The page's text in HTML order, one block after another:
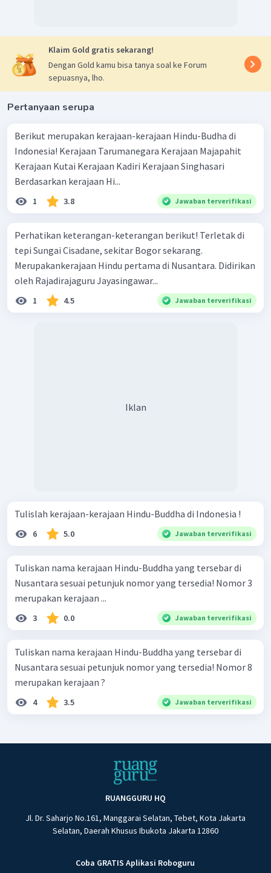
Klaim Gold gratis sekarang!
Dengan Gold kamu bisa tanya soal ke Forum
sepuasnya, lho.
Pertanyaan serupa
Berikut merupakan kerajaan-kerajaan Hindu-Budha di
Indonesia! Kerajaan Tarumanegara Kerajaan Majapahit
Kerajaan Kutai Kerajaan Kadiri Kerajaan Singhasari
Berdasarkan kerajaan Hi...
1 3.8 Jawaban terverifikasi
Perhatikan keterangan-keterangan berikut! Terletak di
tepi Sungai Cisadane, sekitar Bogor sekarang.
Merupakankerajaan Hindu pertama di Nusantara. Didirikan
oleh Rajadirajaguru Jayasingawar...
1 4.5 Jawaban terverifikasi
Iklan
Tulislah kerajaan-kerajaan Hindu-Buddha di Indonesia !
6 5.0 Jawaban terverifikasi
Tuliskan nama kerajaan Hindu-Buddha yang tersebar di
Nusantara sesuai petunjuk nomor yang tersedia! Nomor 3
merupakan kerajaan ...
3 0.0 Jawaban terverifikasi
Tuliskan nama kerajaan Hindu-Buddha yang tersebar di
Nusantara sesuai petunjuk nomor yang tersedia! Nomor 8
merupakan kerajaan ?
4 3.5 Jawaban terverifikasi
RUANGGURU HQ
Jl. Dr. Saharjo No.161, Manggarai Selatan, Tebet, Kota Jakarta
Selatan, Daerah Khusus Ibukota Jakarta 12860
Coba GRATIS Aplikasi Roboguru